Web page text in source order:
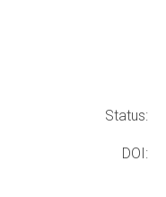
Status:
DOI: